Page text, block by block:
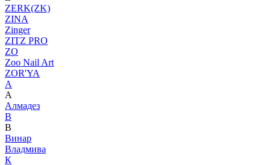
ZERK(ZK)
ZINA
Zinger
ZITZ PRO
ZO
Zoo Nail Art
ZOR'YA
А
А
Алмадез
В
В
Винар
Владмива
К